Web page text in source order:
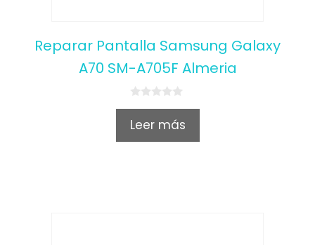
Reparar Pantalla Samsung Galaxy
A70 SM-A705F Almeria
0
u
Leer más